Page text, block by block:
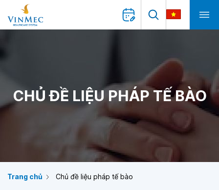
CHỦ ĐỀ LIỆU PHÁP TẾ BÀO
Trang chủ Chủ đề liệu pháp tế bào